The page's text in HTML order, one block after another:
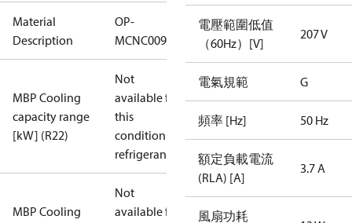
Material
Description
OP-
MCNC009NYA10G
MBP Cooling
capacity range
[kW] (R22)
Not
available for
this
condition /
refrigerant
MBP Cooling
Not
available for
電壓範圍低值
（60Hz）[V]
207 V
電氣規範 G
頻率 [Hz] 50 Hz
額定負載電流
(RLA) [A]
3.7 A
風扇功耗